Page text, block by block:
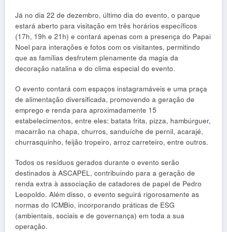
Já no dia 22 de dezembro, último dia do evento, o parque
estará aberto para visitação em três horários específicos
(17h, 19h e 21h) e contará apenas com a presença do Papai
Noel para interações e fotos com os visitantes, permitindo
que as famílias desfrutem plenamente da magia da
decoração natalina e do clima especial do evento.
O evento contará com espaços instagramáveis e uma praça
de alimentação diversificada, promovendo a geração de
emprego e renda para aproximadamente 15
estabelecimentos, entre eles: batata frita, pizza, hambúrguer,
macarrão na chapa, churros, sanduíche de pernil, acarajé,
churrasquinho, feijão tropeiro, arroz carreteiro, entre outros.
Todos os resíduos gerados durante o evento serão
destinados à ASCAPEL, contribuindo para a geração de
renda extra à associação de catadores de papel de Pedro
Leopoldo. Além disso, o evento seguirá rigorosamente as
normas do ICMBio, incorporando práticas de ESG
(ambientais, sociais e de governança) em toda a sua
operação.